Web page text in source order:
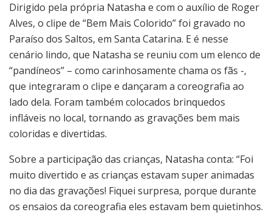
Dirigido pela própria Natasha e com o auxílio de Roger
Alves, o clipe de “Bem Mais Colorido” foi gravado no
Paraíso dos Saltos, em Santa Catarina. E é nesse
cenário lindo, que Natasha se reuniu com um elenco de
“pandíneos” – como carinhosamente chama os fãs -,
que integraram o clipe e dançaram a coreografia ao
lado dela. Foram também colocados brinquedos
infláveis no local, tornando as gravações bem mais
coloridas e divertidas.
Sobre a participação das crianças, Natasha conta: “Foi
muito divertido e as crianças estavam super animadas
no dia das gravações! Fiquei surpresa, porque durante
os ensaios da coreografia eles estavam bem quietinhos.